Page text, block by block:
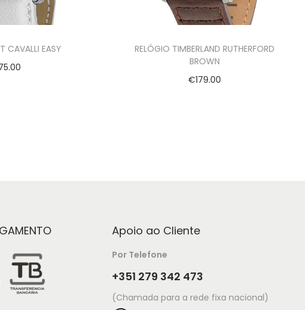
CAVALLI EASY
RELÓGIO TIMBERLAND RUTHERFORD
BROWN
€179.00
Apoio ao Cliente
Por Telefone
+351 279 342 473
(Chamada para a rede fixa nacional)